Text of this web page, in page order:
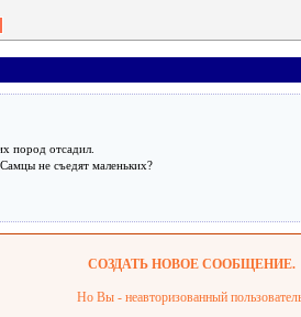
пород отсадил.
не съедят маленьких?
СОЗДАТЬ НОВОЕ СООБЩЕНИЕ.
Но Вы - неавторизованный